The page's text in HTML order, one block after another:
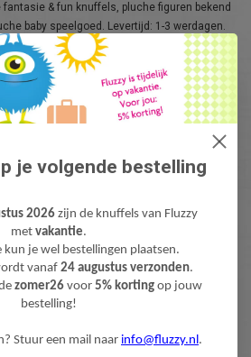
& fun knuffels, pluche figuren bekend
baby speelgoed. Levertijd: 1-3 werdagen.
(NL) boven €40,-
NIEUWSBRIEF
u op de hoogte blijven?
lid van onze mailinglijst:
je volgende bestelling
2026 zijn de knuffels van Fluzzy
met vakantie.
kun je wel bestellingen plaatsen.
vanaf 24 augustus verzonden.
zomer26 voor 5% kortingop jouw
bestelling!
Stuur een mail naar info@fluzzy.nl.